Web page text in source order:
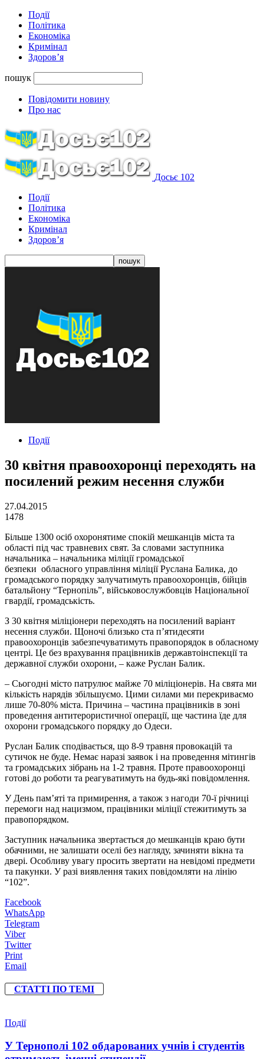
Події
Політика
Економіка
Кримінал
Здоров’я
пошук
Повідомити новину
Про нас
Досьє 102
Події
Політика
Економіка
Кримінал
Здоров’я
Події
30 квітня правоохоронці переходять на
посилений режим несення служби
27.04.2015
1478
Більше 1300 осіб охоронятиме спокій мешканців міста та
області під час травневих свят. За словами заступника
начальника – начальника міліції громадської
безпеки обласного управління міліції Руслана Балика, до
громадського порядку залучатимуть правоохоронців, бійців
батальйону “Тернопіль”, військовослужбовців Національної
гвардії, громадськість.
З 30 квітня міліціонери переходять на посилений варіант
несення служби. Щоночі близько ста п’ятидесяти
правоохоронців забезпечуватимуть правопорядок в обласному
центрі. Це без врахування працівників державтоінспекції та
державної служби охорони, – каже Руслан Балик.
– Сьогодні місто патрулює майже 70 міліціонерів. На свята ми
кількість нарядів збільшуємо. Цими силами ми перекриваємо
лише 70-80% міста. Причина – частина працівників в зоні
проведення антитерористичної операції, ще частина їде для
охорони громадського порядку до Одеси.
Руслан Балик сподівається, що 8-9 травня провокацій та
сутичок не буде. Немає наразі заявок і на проведення мітингів
та громадських зібрань на 1-2 травня. Проте правоохоронці
готові до роботи та реагуватимуть на будь-які повідомлення.
У День пам’яті та примирення, а також з нагоди 70-ї річниці
перемоги над нацизмом, працівники міліції стежитимуть за
правопорядком.
Заступник начальника звертається до мешканців краю бути
обачними, не залишати оселі без нагляду, зачиняти вікна та
двері. Особливу увагу просить звертати на невідомі предмети
та пакунки. У разі виявлення таких повідомляти на лінію
“102”.
Facebook
WhatsApp
Telegram
Viber
Twitter
Print
Email
СТАТТІ ПО ТЕМІ
Події
У Тернополі 102 обдарованих учнів і студентів